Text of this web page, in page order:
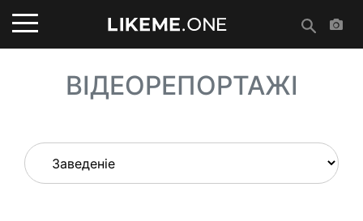
ВІДЕОРЕПОРТАЖІ